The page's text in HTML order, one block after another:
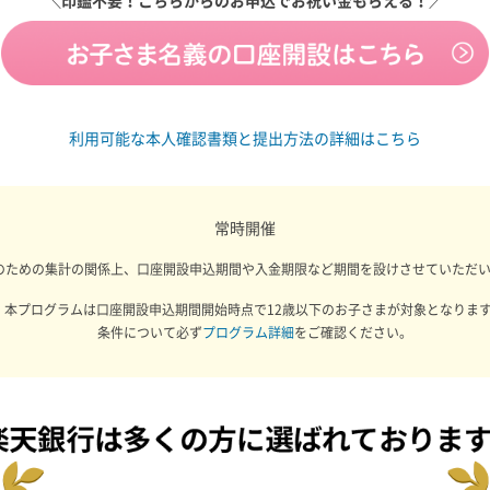
利用可能な本人確認書類と提出方法の詳細はこちら
常時開催
ための集計の関係上、口座開設申込期間や入金期限など期間を設けさせていただい
本プログラムは口座開設申込期間開始時点で12歳以下のお子さまが対象となります
条件について必ずプログラム詳細をご確認ください。